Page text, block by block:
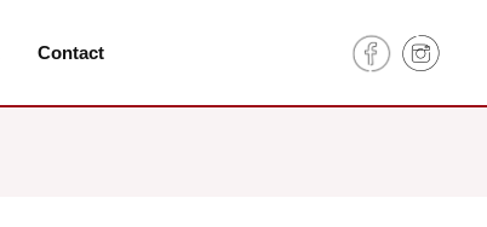
Contact